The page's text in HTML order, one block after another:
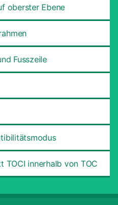
oberster Ebene
Fusszeile
TOCI innerhalb von TOC